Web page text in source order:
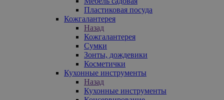
Пластиковая посуда
Кожгалантерея
Назад
Кожгалантерея
Сумки
Зонты, дождевики
Косметички
Кухонные инструменты
Назад
Кухонные инструменты